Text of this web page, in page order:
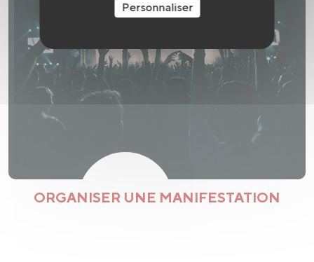
ORGANISER UNE MANIFESTATION
Personnaliser